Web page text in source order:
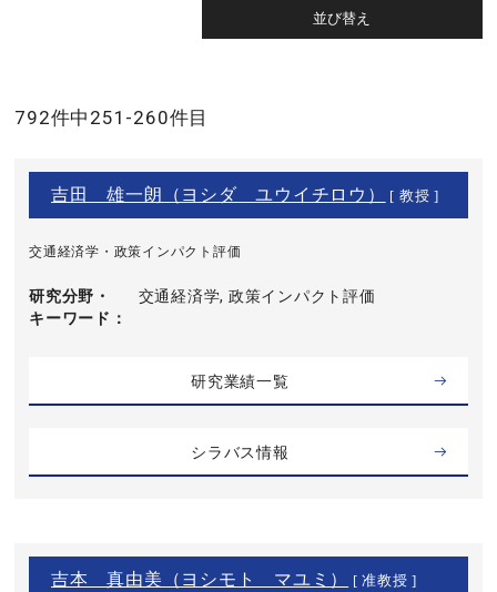
792件中251-260件目
吉田 雄一朗（ヨシダ ユウイチロウ） [ 教授 ]
交通経済学・政策インパクト評価
研究分野・
キーワード
交通経済学, 政策インパクト評価
研究業績一覧
シラバス情報
吉本 真由美（ヨシモト マユミ） [ 准教授 ]